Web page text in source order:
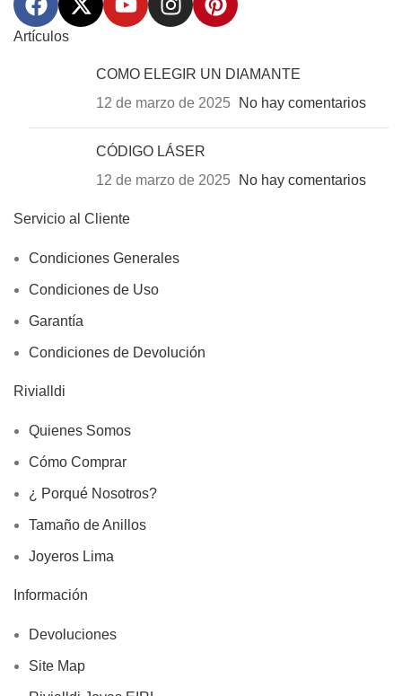
Artículos
COMO ELEGIR UN DIAMANTE
12 de marzo de 2025
No hay comentarios
CÓDIGO LÁSER
12 de marzo de 2025
No hay comentarios
Servicio al Cliente
Condiciones Generales
Condiciones de Uso
Garantía
Condiciones de Devolución
Rivialldi
Quienes Somos
Cómo Comprar
¿ Porqué Nosotros?
Tamaño de Anillos
Joyeros Lima
Información
Devoluciones
Site Map